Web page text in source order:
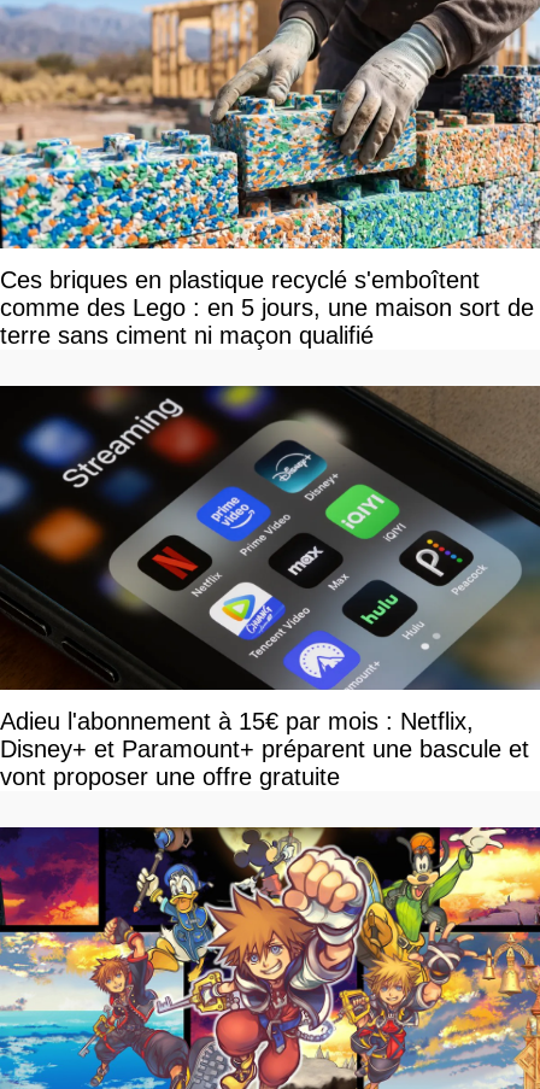
Ces briques en plastique recyclé s'emboîtent
comme des Lego : en 5 jours, une maison sort de
terre sans ciment ni maçon qualifié
Adieu l'abonnement à 15€ par mois : Netflix,
Disney+ et Paramount+ préparent une bascule et
vont proposer une offre gratuite